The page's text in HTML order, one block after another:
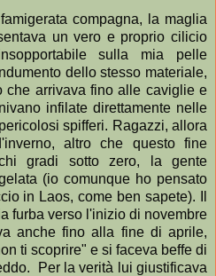
compagna, la maglia
un vero e proprio cilicio
sulla mia pelle
dello stesso materiale,
che arrivava fino alle caviglie e
infilate direttamente nelle
spifferi. Ragazzi, allora
altro che questo fine
gradi sotto zero, la gente
(io comunque ho pensato
in Laos, come ben sapete). Il
furba verso l'inizio di novembre
anche fino alla fine di aprile,
ti scoprire" e si faceva beffe di
Per la verità lui giustificava